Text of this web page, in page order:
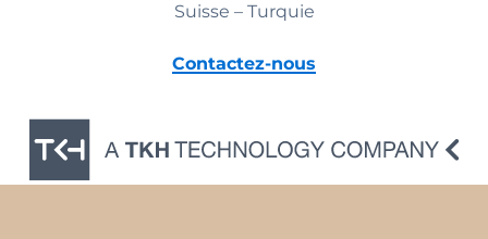
Suisse – Turquie
Contactez-nous